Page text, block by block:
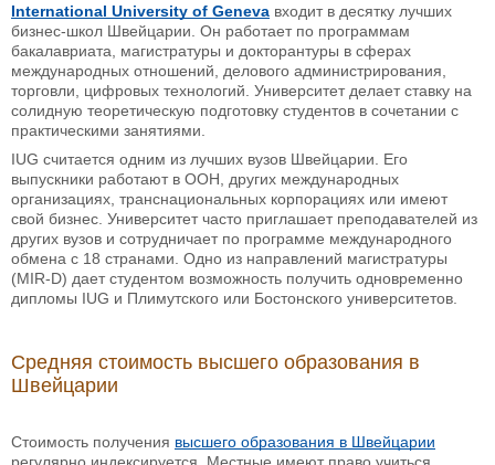
International University of Geneva входит в десятку лучших
бизнес-школ Швейцарии. Он работает по программам
бакалавриата, магистратуры и докторантуры в сферах
международных отношений, делового администрирования,
торговли, цифровых технологий. Университет делает ставку на
солидную теоретическую подготовку студентов в сочетании с
практическими занятиями.
IUG считается одним из лучших вузов Швейцарии. Его
выпускники работают в ООН, других международных
организациях, транснациональных корпорациях или имеют
свой бизнес. Университет часто приглашает преподавателей из
других вузов и сотрудничает по программе международного
обмена с 18 странами. Одно из направлений магистратуры
(MIR-D) дает студентом возможность получить одновременно
дипломы IUG и Плимутского или Бостонского университетов.
Средняя стоимость высшего образования в
Швейцарии
Стоимость получения высшего образования в Швейцарии
регулярно индексируется. Местные имеют право учиться